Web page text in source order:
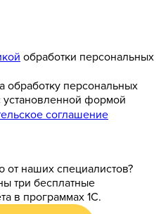
обработки персональных
обработку персональных
установленной формой
соглашение
от наших специалистов?
три бесплатные
в программах 1С.